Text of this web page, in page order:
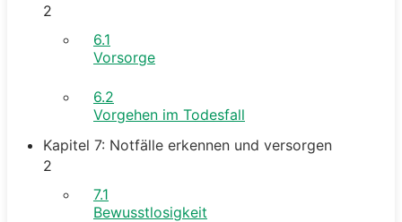
2
6.1
Vorsorge
6.2
Vorgehen im Todesfall
Kapitel 7: Notfälle erkennen und versorgen
2
7.1
Bewusstlosigkeit